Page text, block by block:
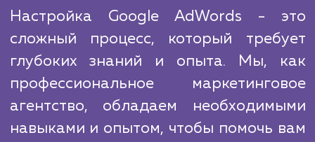
показываться правильным людям в
время и в нужном месте, что
увеличению трафика на ваш сайт,
конверсий и увеличению прибыли. Вы
получите доступ к мощным
аналитики Google AdWords, которые
вам лучше понять поведение вашей